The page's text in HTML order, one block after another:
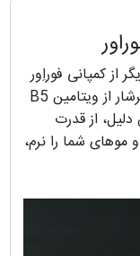
از کمپانی فوراِور
لیوینگ است، فرمولی غنی شده دارد که سرشار از ویتامین B5
از قدرت
موهای شما را نرم،